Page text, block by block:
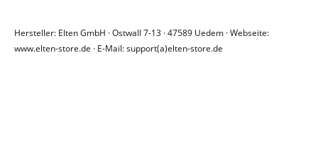
Hersteller: Elten GmbH · Ostwall 7-13 · 47589 Uedem · Webseite:
www.elten-store.de · E-Mail: support(a)elten-store.de